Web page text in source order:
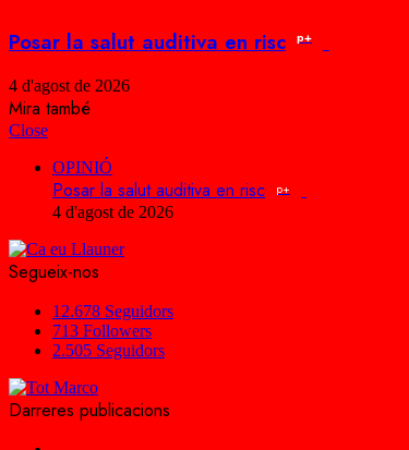
Posar la salut auditiva en risc p+
4 d'agost de 2026
Mira també
Close
OPINIÓ
Posar la salut auditiva en risc p+
4 d'agost de 2026
Segueix-nos
12.678 Seguidors
713 Followers
2.505 Seguidors
Darreres publicacions